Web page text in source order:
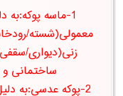
1-ماسه
معمولی(شسته/
زنی(دیواری/
ساختمانی و
2-پوكه عدسی:به